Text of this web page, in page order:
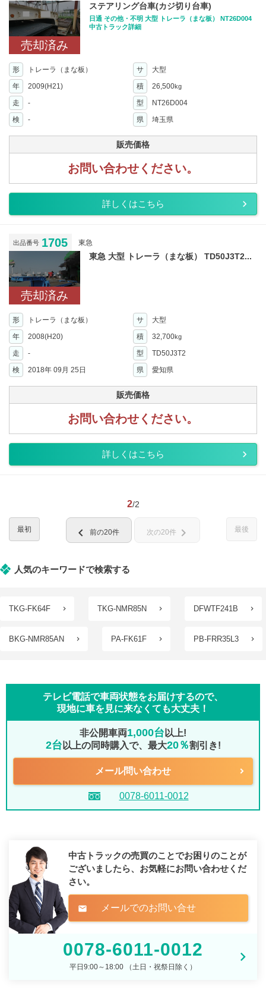
売却済み
ステアリング台車(カジ切り台車)
日通 その他・不明 大型 トレーラ（まな板） NT26D004
中古トラック詳細
形 トレーラ（まな板） サ
大型
年
2009(H21) 積 26,500kg
走 - 型
NT26D004
検
- 県 埼玉県
販売価格
お問い合わせください。
詳しくはこちら
出品番号 1705 東急
売却済み
東急 大型 トレーラ（まな板） TD50J3T2...
形 トレーラ（まな板） サ
大型
年
2008(H20) 積 32,700kg
走 - 型
TD50J3T2
検
2018年 09月 25日 県 愛知県
販売価格
お問い合わせください。
詳しくはこちら
2/2
最初 最後
chevron_left 前の20件 次の20件 chevron_right
人気のキーワードで検索する
TKG-FK64F TKG-NMR85N DFWTF241B
BKG-NMR85AN PA-FK61F PB-FRR35L3
テレビ電話で車両状態をお届けするので、
現地に車を見に来なくても大丈夫！
非公開車両1,000台 以上!
2台 以上の同時購入で、最大20％割引き!
メール問い合わせ
0078-6011-0012
中古トラックの売買のことでお困りのことが
ございましたら、 お気軽にお問い合わせくだ
さい。
mail メールでのお問い合せ
0078-6011-0012
平日9:00～18:00 （土日・祝祭日除く）